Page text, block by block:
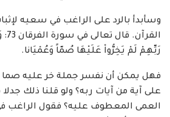
وسأبدأ بالرد على الراغب في سعيه
رَبِّهِمْ لَمْ يَخِرُّواْ عَلَيْهَا صُمّاً وَعُمْيَانا.
فهل يمكن أن نفسر جملة خر عليه صما
على آية من آيات ربه؟ ولو قلنا ذلك
العمى المعطوف عليه؟ فقول الراغب في